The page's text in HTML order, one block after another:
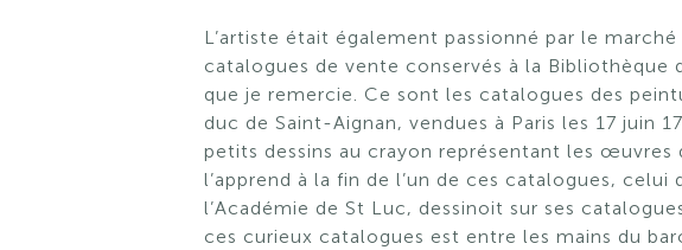
L’artiste était également passionné par le
catalogues de vente conservés à la
que je remercie. Ce sont les catalogues des
duc de Saint-Aignan, vendues à Paris les 17 juin
petits dessins au crayon représentant les
l’apprend à la fin de l’un de ces catalogues,
l’Académie de St Luc, dessinoit sur ses
ces curieux catalogues est entre les mains du